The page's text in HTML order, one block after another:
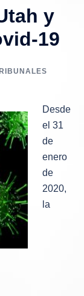
y
19
Desde
el 31
de
enero
de
2020,
la